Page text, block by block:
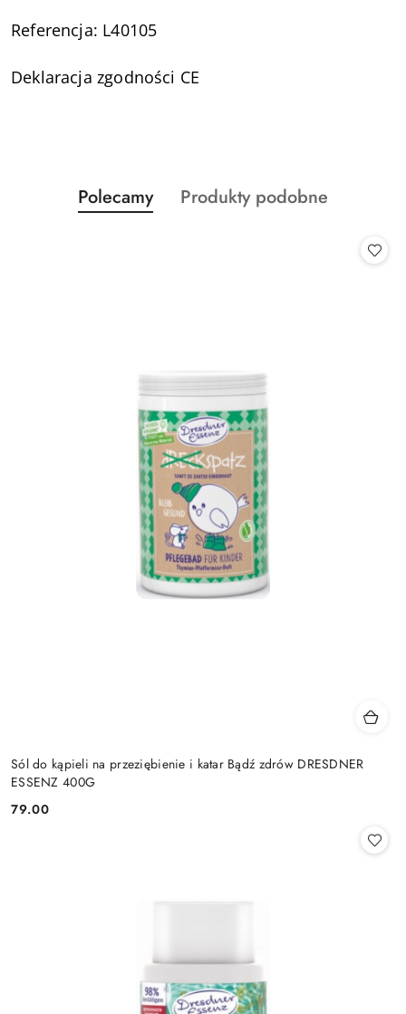
Referencja: L40105
Deklaracja zgodności CE
Pomiń karuzelę produktów
Produkty
o
Polecamy
Produkty
Produkty podobne
Sól do kąpieli na przeziębienie i katar Bądź zdrów DRESDNER
ESSENZ 400G
Cena:
79.00